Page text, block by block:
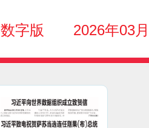
数字版 2026年03